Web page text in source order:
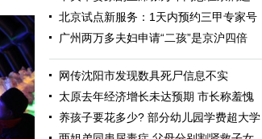
北京试点新服务：1天内预约三甲专家号
广州两万多夫妇申请“二孩”是京沪四倍
网传沈阳市发现数具死尸信息不实
太原去年经济增长未达预期 市长称羞愧
养孩子要花多少? 部分幼儿园学费超大学